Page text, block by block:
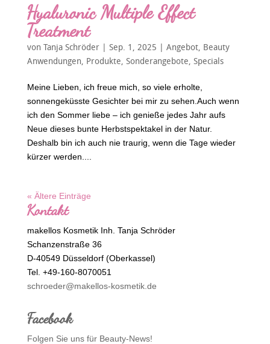
Hyaluronic Multiple Effect
Treatment
von Tanja Schröder| Sep. 1, 2025 | Angebot, Beauty
Anwendungen Produkte Sonderangebote Specials
Meine Lieben, ich freue mich, so viele erholte,
sonnengeküsste Gesichter bei mir zu sehen.Auch wenn
ich den Sommer liebe – ich genieße jedes Jahr aufs
Neue dieses bunte Herbstspektakel in der Natur.
Deshalb bin ich auch nie traurig, wenn die Tage wieder
kürzer werden....
« Ältere Einträge
Kontakt
makellos Kosmetik Inh. Tanja Schröder
Schanzenstraße 36
D-40549 Düsseldorf (Oberkassel)
Tel. +49-160-8070051
schroeder@makellos-kosmetik.de
Facebook
Folgen Sie uns für Beauty-News!